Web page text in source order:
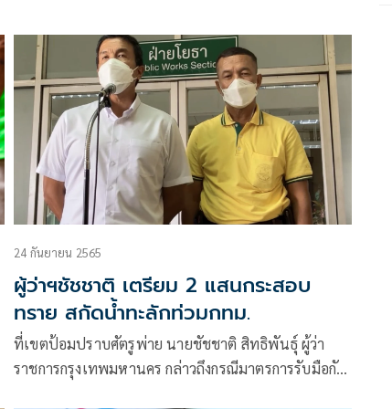
24 กันยายน 2565
ผู้ว่าฯชัชชาติ เตรียม 2 แสนกระสอบ
ทราย สกัดน้ำทะลักท่วมกทม.
ที่เขตป้อมปราบศัตรูพ่าย นายชัชชาติ สิทธิพันธุ์​ ผู้ว่า
ราชการกรุงเทพมหานคร กล่าวถึงกรณีมาตรการรับมือกับ